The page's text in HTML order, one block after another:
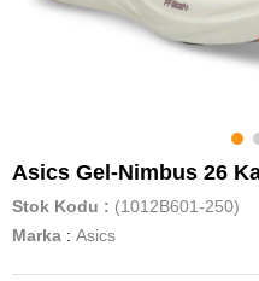
Asics Gel-Nimbus 26
Stok Kodu
(1012B601-250)
Marka : Asics